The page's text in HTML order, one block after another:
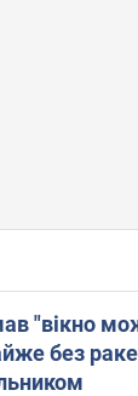
"вікно
без